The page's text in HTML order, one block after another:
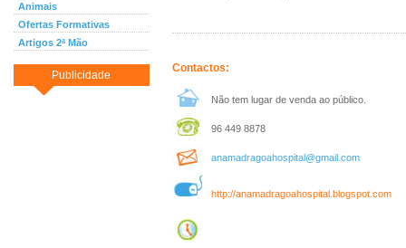
Animais
Ofertas Formativas
Artigos 2ª Mão
Publicidade
Contactos:
Não tem lugar de venda ao público.
96 449 8878
anamadragoahospital@gmail.com
http://anamadragoahospital.blogspot.com